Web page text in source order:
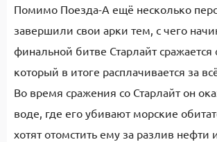
Помимо Поезда-А ещё несколько
завершили свои арки тем, с чего
финальной битве Старлайт
который в итоге расплачивается за
Во время сражения со Старлайт он
воде, где его убивают морские
хотят отомстить ему за разлив нефти